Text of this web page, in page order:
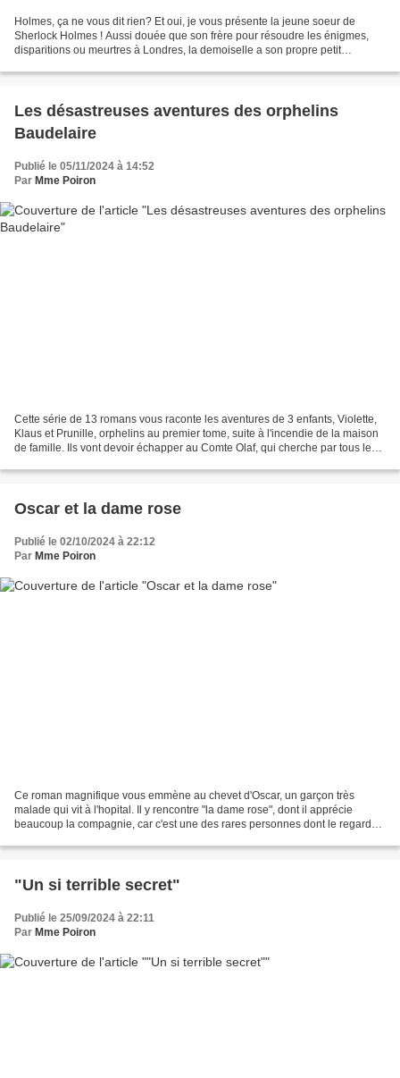
Holmes, ça ne vous dit rien? Et oui, je vous présente la jeune soeur de
Sherlock Holmes ! Aussi douée que son frère pour résoudre les énigmes,
disparitions ou meurtres à Londres, la demoiselle a son propre petit
Les désastreuses aventures des orphelins
Baudelaire
Publié le 05/11/2024 à 14:52
Par Mme Poiron
Cette série de 13 romans vous raconte les aventures de 3 enfants, Violette,
Klaus et Prunille, orphelins au premier tome, suite à l'incendie de la maison
de famille. Ils vont devoir échapper au Comte Olaf, qui cherche par tous les
Oscar et la dame rose
Publié le 02/10/2024 à 22:12
Par Mme Poiron
Ce roman magnifique vous emmène au chevet d'Oscar, un garçon très
malade qui vit à l'hopital. Il y rencontre "la dame rose", dont il apprécie
beaucoup la compagnie, car c'est une des rares personnes dont le regard
"Un si terrible secret"
Publié le 25/09/2024 à 22:11
Par Mme Poiron